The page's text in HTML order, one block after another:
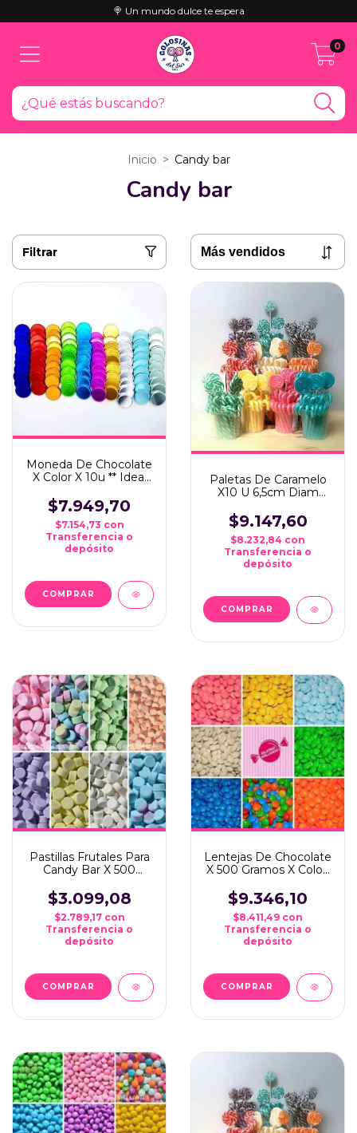
🍭 Un mundo dulce te espera
0
Inicio > Candy bar
Candy bar
Filtrar
Moneda De Chocolate
X Color X 10u ** Ideal
$7.949,70
$7.154,73 con
Transferencia o
depósito
COMPRAR
Paletas De Caramelo
X10 U 6,5cm Diam
Bar*
$9.147,60
$8.232,84 con
Transferencia o
depósito
COMPRAR
Pastillas Frutales Para
Candy Bar X 500
$3.099,08
$2.789,17 con
Transferencia o
depósito
COMPRAR
Lentejas De Chocolate
X 500 Gramos X Color!
$9.346,10
$8.411,49 con
Transferencia o
depósito
COMPRAR